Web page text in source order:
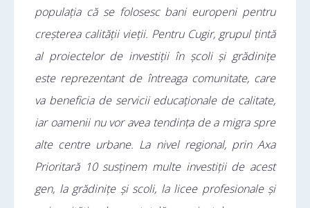
populația că se folosesc bani europeni pentru
creșterea calității vieții. Pentru Cugir, grupul țintă
al proiectelor de investiții în școli și grădinițe
este reprezentant de întreaga comunitate, care
va beneficia de servicii educaționale de calitate,
iar oamenii nu vor avea tendința de a migra spre
alte centre urbane. La nivel regional, prin Axa
Prioritară 10 susținem multe investiții de acest
gen, la grădinițe și scoli, la licee profesionale și